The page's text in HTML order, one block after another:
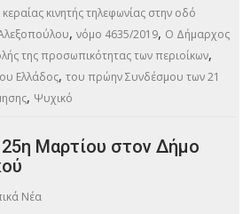
κινητής τηλεφωνίας στην οδό
,νόμο 4635/2019, Ο Δήμαρχος
της προσωπικότητας των περιοίκων,
Ελλάδος,του πρώην Συνδέσμου των 21
, Ψυχικό
Μαρτίου στον Δήμο
Νέα